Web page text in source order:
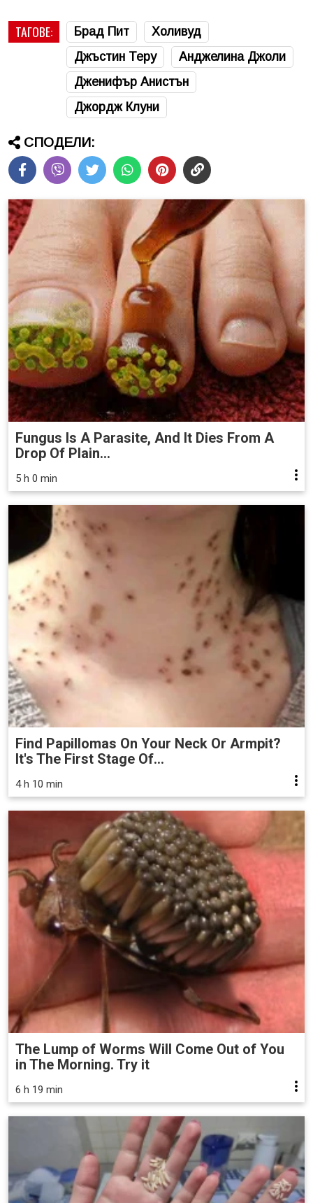
ТАГОВЕ: Брад Пит
Холивуд
Джъстин Теру
Анджелина Джоли
Дженифър Анистън
Джордж Клуни
СПОДЕЛИ:
Fungus Is A Parasite, And It Dies From A
Drop Of Plain...
5 h 0 min
Find Papillomas On Your Neck Or Armpit?
It's The First Stage Of...
4 h 10 min
The Lump of Worms Will Come Out of You
in The Morning. Try it
6 h 19 min